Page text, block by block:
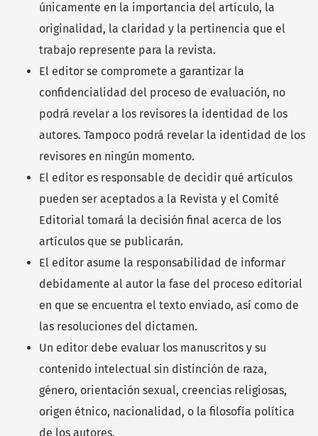
únicamente en la importancia del artículo, la
originalidad, la claridad y la pertinencia que el
trabajo represente para la revista.
El editor se compromete a garantizar la
confidencialidad del proceso de evaluación, no
podrá revelar a los revisores la identidad de los
autores. Tampoco podrá revelar la identidad de los
revisores en ningún momento.
El editor es responsable de decidir qué artículos
pueden ser aceptados a la Revista y el Comité
Editorial tomará la decisión final acerca de los
artículos que se publicarán.
El editor asume la responsabilidad de informar
debidamente al autor la fase del proceso editorial
en que se encuentra el texto enviado, así como de
las resoluciones del dictamen.
Un editor debe evaluar los manuscritos y su
contenido intelectual sin distinción de raza,
género, orientación sexual, creencias religiosas,
origen étnico, nacionalidad, o la filosofía política
de los autores.